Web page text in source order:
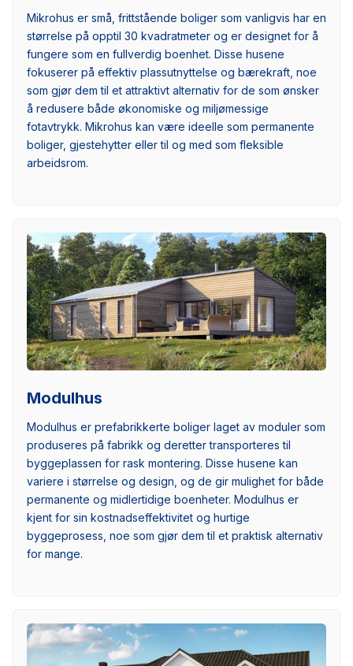
Mikrohus er små, frittstående boliger som vanligvis har en
størrelse på opptil 30 kvadratmeter og er designet for å
fungere som en fullverdig boenhet. Disse husene
fokuserer på effektiv plassutnyttelse og bærekraft, noe
som gjør dem til et attraktivt alternativ for de som ønsker
å redusere både økonomiske og miljømessige
fotavtrykk. Mikrohus kan være ideelle som permanente
boliger, gjestehytter eller til og med som fleksible
arbeidsrom.
Modulhus
Modulhus er prefabrikkerte boliger laget av moduler som
produseres på fabrikk og deretter transporteres til
byggeplassen for rask montering. Disse husene kan
variere i størrelse og design, og de gir mulighet for både
permanente og midlertidige boenheter. Modulhus er
kjent for sin kostnadseffektivitet og hurtige
byggeprosess, noe som gjør dem til et praktisk alternativ
for mange.